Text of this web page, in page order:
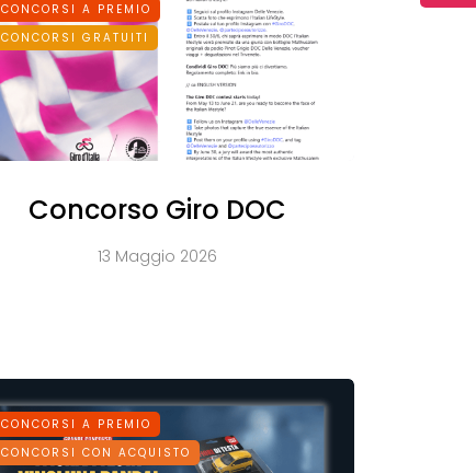
CONCORSI A PREMIO
CONCORSI GRATUITI
Concorso Giro DOC
13 Maggio 2026
CONCORSI A PREMIO
CONCORSI CON ACQUISTO